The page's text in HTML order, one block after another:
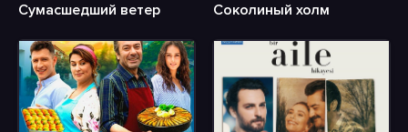
Сумасшедший ветер Соколиный холм